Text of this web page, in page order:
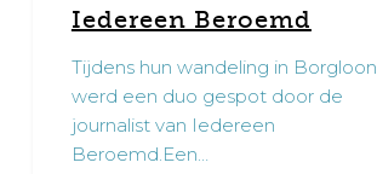
Iedereen Beroemd
Tijdens hun wandeling in Borgloon
werd een duo gespot door de
journalist van Iedereen
Beroemd.Een…